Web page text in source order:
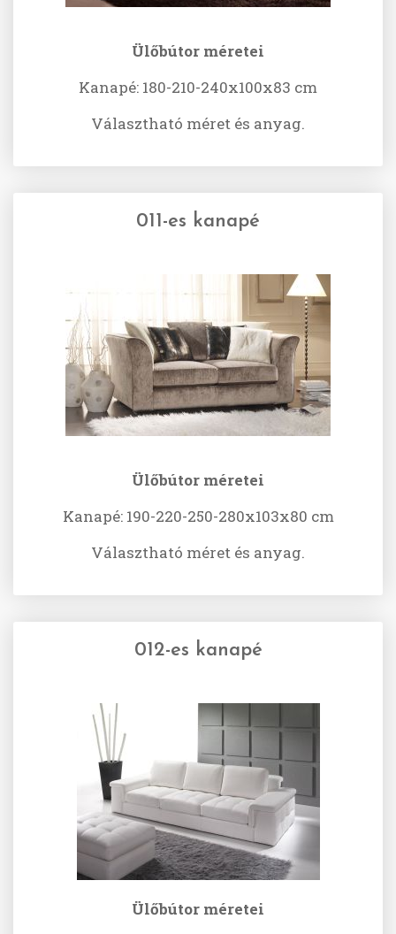
Ülőbútor méretei
Kanapé: 180-210-240x100x83 cm
Választható méret és anyag.
011-es kanapé
Ülőbútor méretei
Kanapé: 190-220-250-280x103x80 cm
Választható méret és anyag.
012-es kanapé
Ülőbútor méretei